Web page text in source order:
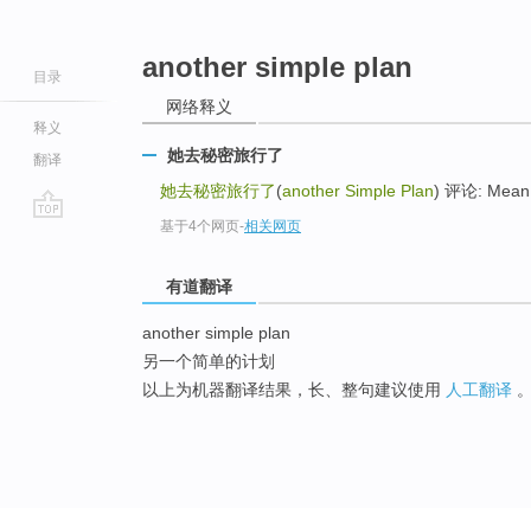
目录
释义
翻译
another simple plan
网络释义
她去秘密旅行了
她去秘密旅行了(another Simple Plan) 评论: Mean
基于4个网页-相关网页
有道翻译
another simple plan
另一个简单的计划
以上为机器翻译结果，长、整句建议使用 人工翻译